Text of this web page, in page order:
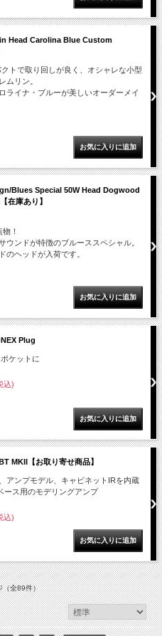
Head Carolina Blue Custom
トで取り回しが良く、オシャレな小型
ムリン。
ライナ・ブルーが美しいオーダーメイ
Blues Special 50W Head Dogwood
在庫あり】
！
ウンドが特徴のブルーススペシャル。
のヘッドが入荷です。
Plug
ケットに
込)
MKII【お取り寄せ商品】
アンプモデル、キャビネットIRを内蔵
ース用のモデリングアンプ
込)
（全89件）